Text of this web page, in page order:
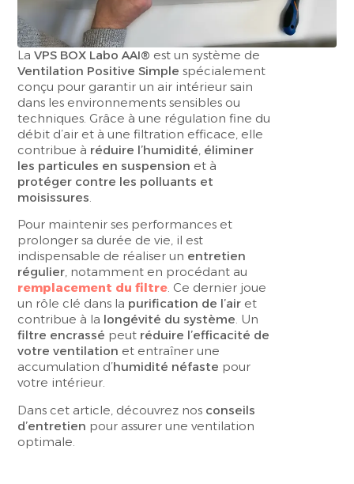
LaVPS BOX Labo AAI® est un système de
Ventilation Positive Simple spécialement
conçu pour garantir un air intérieur sain
dans les environnements sensibles ou
techniques. Grâce à une régulation fine du
débit d’air et à une filtration efficace, elle
contribue à réduire l’humidité, éliminer
les particules en suspension et à
protéger contre les polluants et
moisissures.
Pour maintenir ses performances et
prolonger sa durée de vie, il est
indispensable de réaliser un entretien
régulier, notamment en procédant au
remplacement du filtre. Ce dernier joue
un rôle clé dans la purification de l’air et
contribue à la longévité du système. Un
filtre encrassé peut réduire l’efficacité de
votre ventilation et entraîner une
accumulation d’humidité néfaste pour
votre intérieur.
Dans cet article, découvrez nos conseils
d’entretien pour assurer une ventilation
optimale.